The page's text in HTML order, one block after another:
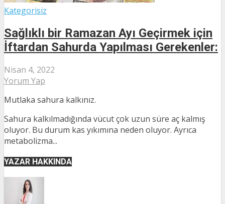
Kategorisiz
Sağlıklı bir Ramazan Ayı Geçirmek için
İftardan Sahurda Yapılması Gerekenler:
Nisan 4, 2022
Yorum Yap
Mutlaka sahura kalkınız.
Sahura kalkılmadığında vücut çok uzun süre aç kalmış
oluyor. Bu durum kas yıkımına neden oluyor. Ayrıca
metabolizma...
YAZAR HAKKINDA